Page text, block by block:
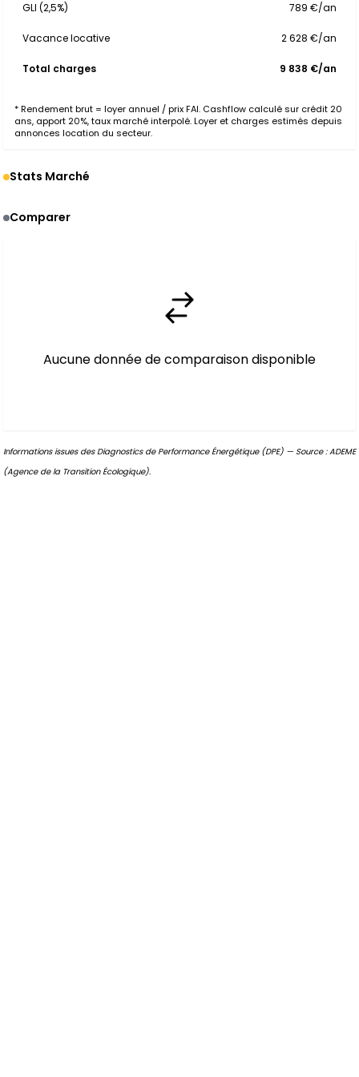
GLI (2,5%) 789 €/an
Vacance locative 2 628 €/an
Total charges 9 838 €/an
* Rendement brut = loyer annuel / prix FAI. Cashflow calculé sur crédit 20
ans, apport 20%, taux marché interpolé. Loyer et charges estimés depuis
annonces location du secteur.
Stats Marché
Comparer
Aucune donnée de comparaison disponible
Informations issues des Diagnostics de Performance Énergétique (DPE) — Source : ADEME
(Agence de la Transition Écologique).